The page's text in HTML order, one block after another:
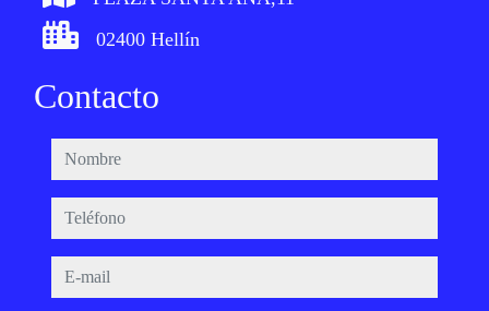
02400 Hellín
Contacto
nombre
teléfono
e-mail